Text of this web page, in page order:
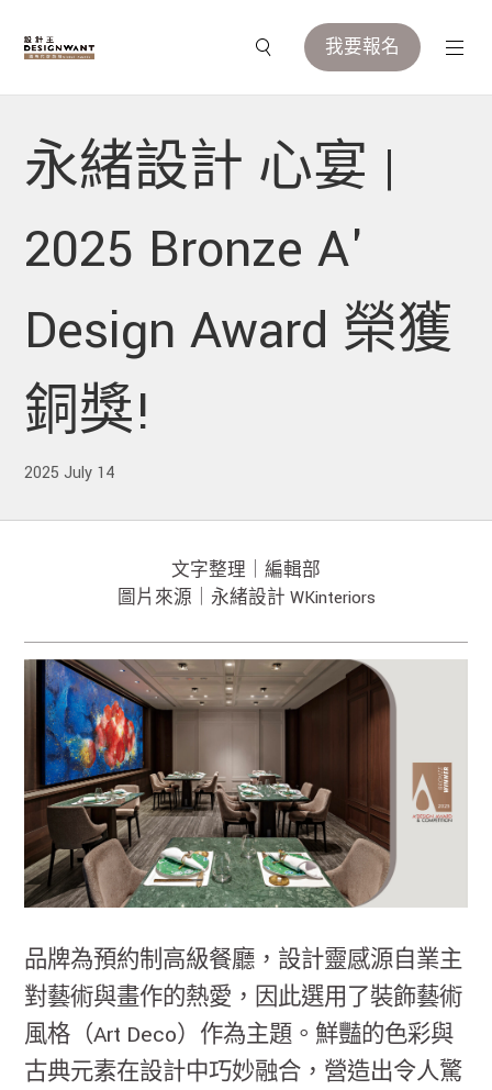
我要報名
永緒設計 心宴 |
2025 Bronze A'
Design Award 榮獲
銅獎!
2025 July 14
文字整理｜編輯部
圖片來源｜永緒設計 WKinteriors
品牌為預約制高級餐廳，設計靈感源自業主
對藝術與畫作的熱愛，因此選用了裝飾藝術
風格（Art Deco）作為主題。鮮豔的色彩與
古典元素在設計中巧妙融合，營造出令人驚